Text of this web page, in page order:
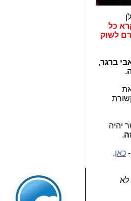
כל
לשוק
ברגר,
.
יהיה
.
-כאן.
לא
שבוע טוב לכל
הגולשים באשר